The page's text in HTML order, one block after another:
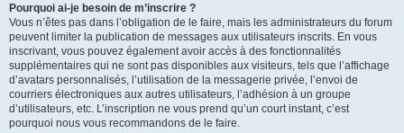
Pourquoi ai-je besoin de m’inscrire ?
Vous n’êtes pas dans l’obligation de le faire, mais les administrateurs du forum
peuvent limiter la publication de messages aux utilisateurs inscrits. En vous
inscrivant, vous pouvez également avoir accès à des fonctionnalités
supplémentaires qui ne sont pas disponibles aux visiteurs, tels que l’affichage
d’avatars personnalisés, l’utilisation de la messagerie privée, l’envoi de
courriers électroniques aux autres utilisateurs, l’adhésion à un groupe
d’utilisateurs, etc. L’inscription ne vous prend qu’un court instant, c’est
pourquoi nous vous recommandons de le faire.